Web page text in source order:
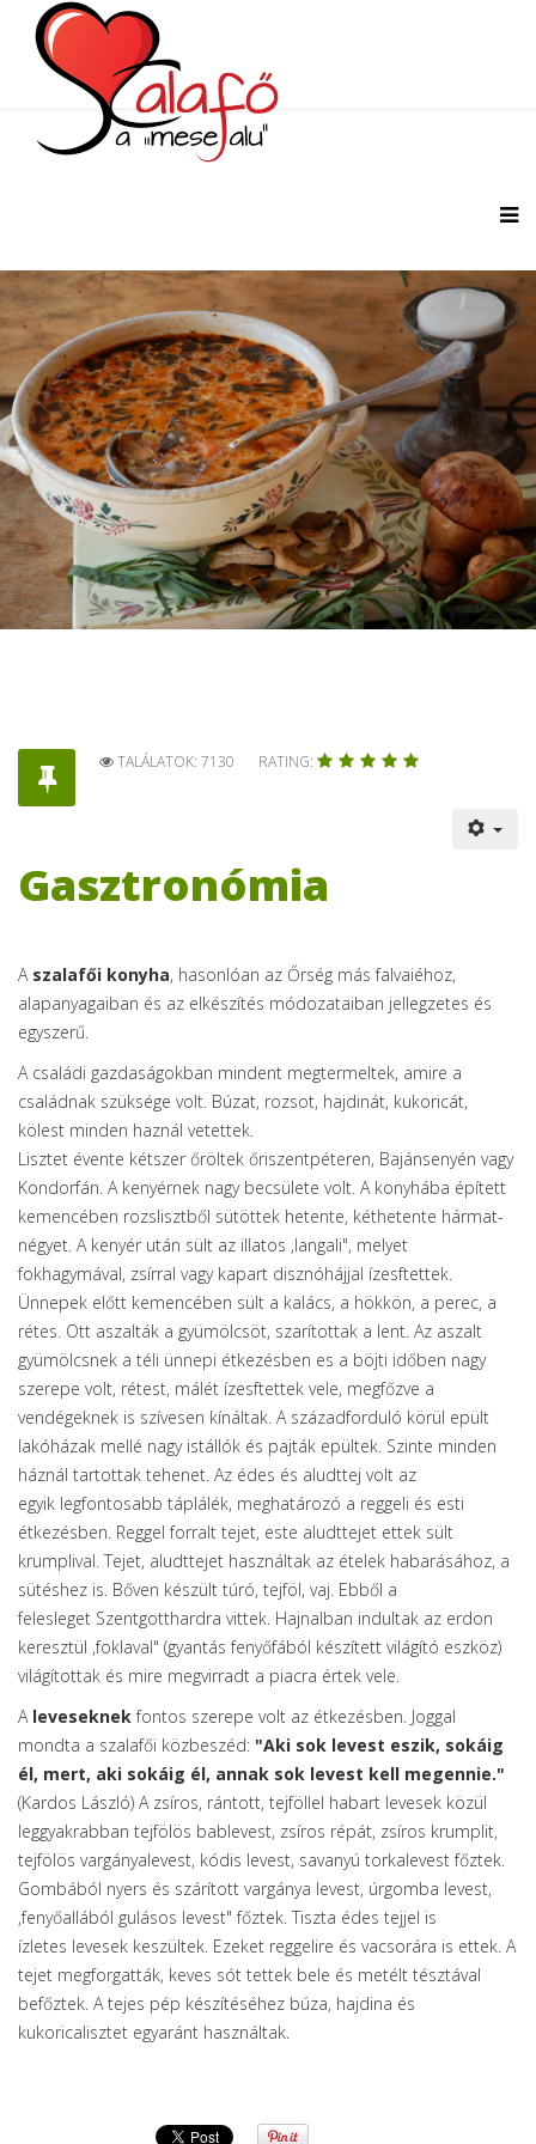
TALÁLATOK: 7130 RATING:
Gasztronómia
A szalafői konyha, hasonlóan az Őrség más falvaiéhoz,
alapanyagaiban és az elkészítés módozataiban jellegzetes és
egyszerű.
A családi gazdaságokban mindent megtermeltek, amire a
családnak szüksége volt. Búzat, rozsot, hajdinát, kukoricát,
kölest minden haznál vetettek.
Lisztet évente kétszer őröltek őriszentpéteren, Bajánsenyén vagy
Kondorfán. A kenyérnek nagy becsülete volt. A konyhába épített
kemencében rozslisztből sütöttek hetente, kéthetente hármat-
négyet. A kenyér után sült az illatos ,langali", melyet
fokhagymával, zsírral vagy kapart disznóhájjal ízesftettek.
Ünnepek előtt kemencében sült a kalács, a hökkön, a perec, a
rétes. Ott aszalták a gyümölcsöt, szarítottak a lent. Az aszalt
gyümölcsnek a téli ünnepi étkezésben es a böjti időben nagy
szerepe volt, rétest, málét ízesftettek vele, megfőzve a
vendégeknek is szívesen kínáltak. A századforduló körül epült
lakóházak mellé nagy istállók és pajták epültek. Szinte minden
háznál tartottak tehenet. Az édes és aludttej volt az
egyik legfontosabb táplálék, meghatározó a reggeli és esti
étkezésben. Reggel forralt tejet, este aludttejet ettek sült
krumplival. Tejet, aludttejet használtak az ételek habarásához, a
sütéshez is. Bőven készült túró, tejföl, vaj. Ebből a
felesleget Szentgotthardra vittek. Hajnalban indultak az erdon
keresztül ,foklaval" (gyantás fenyőfából készített világító eszköz)
világítottak és mire megvirradt a piacra értek vele.
A leveseknekfontos szerepe volt az étkezésben. Joggal
mondta a szalafői közbeszéd: "Aki sok levest eszik, sokáig
él, mert, aki sokáig él, annak sok levest kell megennie."
(Kardos László) A zsíros, rántott, tejföllel habart levesek közül
leggyakrabban tejfölös bablevest, zsíros répát, zsíros krumplit,
tejfölös vargányalevest, kódis levest, savanyú torkalevest főztek.
Gombából nyers és szárított vargánya levest, úrgomba levest,
,fenyőallából gulásos levest" főztek. Tiszta édes tejjel is
ízletes levesek keszültek. Ezeket reggelire és vacsorára is ettek. A
tejet megforgatták, keves sót tettek bele és metélt tésztával
befőztek. A tejes pép készítéséhez búza, hajdina és
kukoricalisztet egyaránt használtak.